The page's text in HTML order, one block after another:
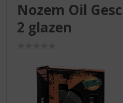
Nozem Oil
2 glazen